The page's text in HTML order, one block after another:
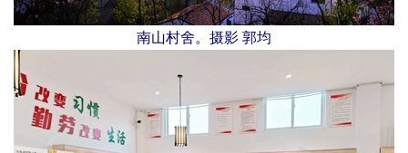
南山村舍。摄影 郭均